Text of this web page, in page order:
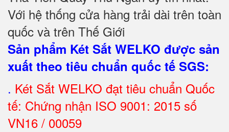
Với hệ thống cửa hàng trải dài trên toàn
quốc và trên Thế Giới
Sản phẩm Két Sắt WELKO được sản
xuất theo tiêu chuẩn quốc tế SGS:
. Két Sắt WELKO đạt tiêu chuẩn Quốc
tế: Chứng nhận ISO 9001: 2015 số
VN16 / 00059